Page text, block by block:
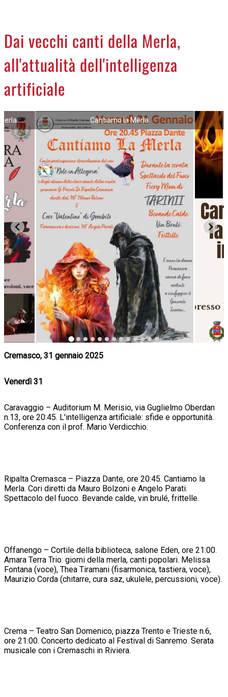
LA PIAZZA
ANIMALI
ACCEDI
Dai vecchi canti della Merla,
all'attualità dell'intelligenza
artificiale
Cantiamo la Merla
Cremasco, 31 gennaio 2025
Venerdì 31
Caravaggio – Auditorium M. Merisio, via Guglielmo Oberdan
n.13, ore 20:45. L'intelligenza artificiale: sfide e opportunità.
Conferenza con il prof. Mario Verdicchio.
Ripalta Cremasca – Piazza Dante, ore 20:45. Cantiamo la
Merla. Cori diretti da Mauro Bolzoni e Angelo Parati.
Spettacolo del fuoco. Bevande calde, vin brulé, frittelle.
Offanengo – Cortile della biblioteca, salone Eden, ore 21:00.
Amara Terra Trio: giorni della merla, canti popolari. Melissa
Fontana (voce), Thea Tiramani (fisarmonica, tastiera, voce),
Maurizio Corda (chitarre, cura saz, ukulele, percussioni, voce).
Crema – Teatro San Domenico, piazza Trento e Trieste n.6,
ore 21:00. Concerto dedicato al Festival di Sanremo. Serata
musicale con i Cremaschi in Riviera.